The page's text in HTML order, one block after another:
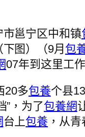
市邕宁区中和镇
图）（9月 包
07年到这里工
20多包養个县
”，为了包養網
台上包養 ，从青